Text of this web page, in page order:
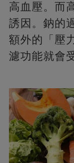
高血壓。而
誘因。鈉的
額外的「壓
濾功能就會